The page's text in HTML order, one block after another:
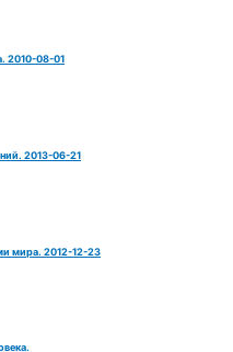
2010-08-01
2013-06-21
мира. 2012-12-23